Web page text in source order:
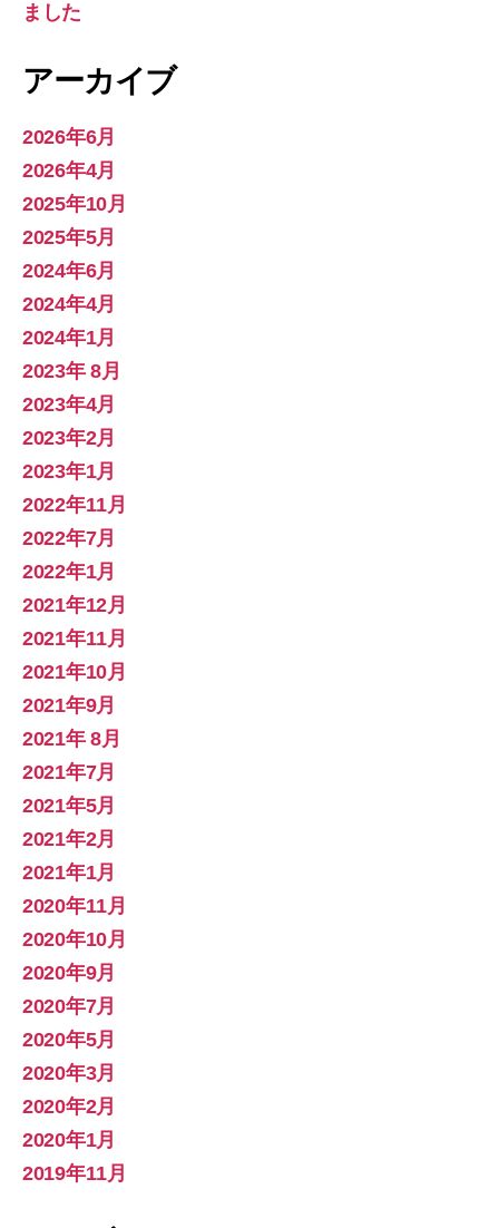
ました
アーカイブ
2026年6月
2026年4月
2025年10月
2025年5月
2024年6月
2024年4月
2024年1月
2023年 8月
2023年4月
2023年2月
2023年1月
2022年11月
2022年7月
2022年1月
2021年12月
2021年11月
2021年10月
2021年9月
2021年 8月
2021年7月
2021年5月
2021年2月
2021年1月
2020年11月
2020年10月
2020年9月
2020年7月
2020年5月
2020年3月
2020年2月
2020年1月
2019年11月